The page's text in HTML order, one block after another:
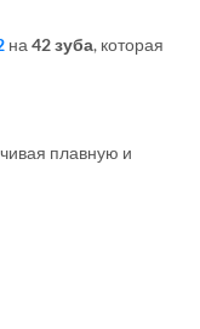
на 42 зуба, которая
плавную и